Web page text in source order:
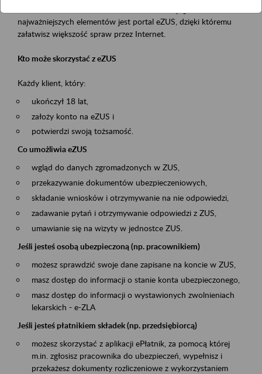
najważniejszych elementów jest portal eZUS, dzięki któremu
załatwisz większość spraw przez Internet.
Kto może skorzystać z eZUS
Każdy klient, który:
ukończył 18 lat,
założy konto na eZUS i
potwierdzi swoją tożsamość.
Co umożliwia eZUS
wgląd do danych zgromadzonych w ZUS,
przekazywanie dokumentów ubezpieczeniowych,
składanie wniosków i otrzymywanie na nie odpowiedzi,
zadawanie pytań i otrzymywanie odpowiedzi z ZUS,
umawianie się na wizyty w jednostce ZUS.
Jeśli jesteś osobą ubezpieczoną (np. pracownikiem)
możesz sprawdzić swoje dane zapisane na koncie w ZUS,
masz dostęp do informacji o stanie konta ubezpieczonego,
masz dostęp do informacji o wystawionych zwolnieniach
lekarskich - e-ZLA
Jeśli jesteś płatnikiem składek (np. przedsiębiorcą)
możesz skorzystać z aplikacji ePłatnik, za pomocą której
m.in. zgłosisz pracownika do ubezpieczeń, wypełnisz i
przekażesz dokumenty rozliczeniowe z wykorzystaniem